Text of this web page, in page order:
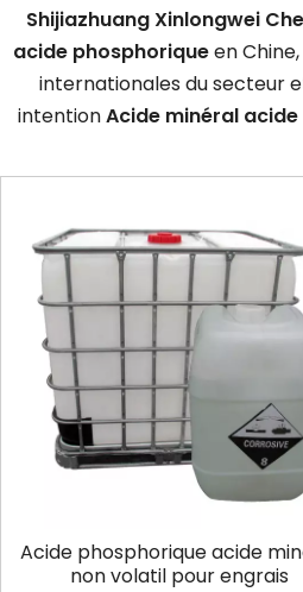
Shijiazhuang Xinlongwei
acide phosphoriqueen
internationales du secteur
intentionAcide minéral
Acide phosphorique acide
non volatil pour engrais